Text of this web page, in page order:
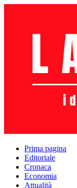
Prima pagina
Editoriale
Cronaca
Economia
Attualità